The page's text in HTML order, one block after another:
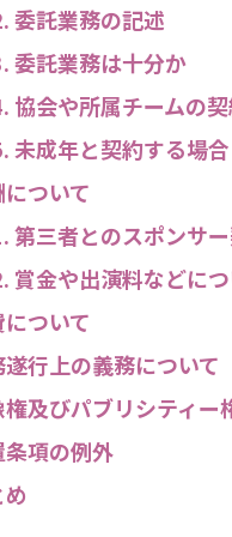
委託業務の記述
委託業務は十分か
協会や所属チームの
未成年と契約する場合
ついて
第三者とのスポンサ
賞金や出演料などに
ついて
行上の義務について
権及びパブリシティー
項の例外
め